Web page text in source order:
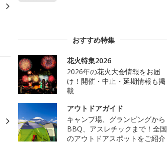
おすすめ特集
花火特集2026
2026年の花火大会情報をお届
け！開催・中止・延期情報も掲
載
アウトドアガイド
キャンプ場、グランピングから
BBQ、アスレチックまで！全国
のアウトドアスポットをご紹介